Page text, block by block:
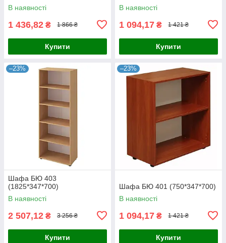
В наявності
1 436,82 ₴ 1 866 ₴
Купити
В наявності
1 094,17 ₴ 1 421 ₴
Купити
–23%
Шафа БЮ 403
(1825*347*700)
В наявності
2 507,12 ₴ 3 256 ₴
Купити
–23%
Шафа БЮ 401 (750*347*700)
В наявності
1 094,17 ₴ 1 421 ₴
Купити